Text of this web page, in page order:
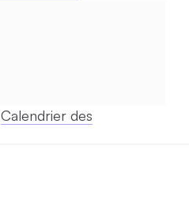
Calendrier des